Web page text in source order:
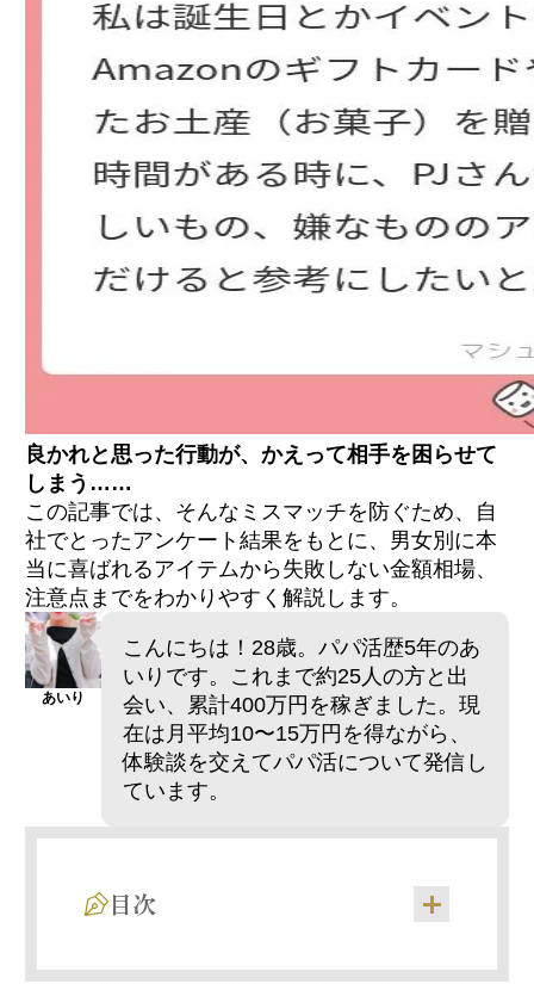
良かれと思った行動が、かえって相手を困らせて
しまう……
この記事では、そんなミスマッチを防ぐため、自
社でとったアンケート結果をもとに、男女別に本
当に喜ばれるアイテムから失敗しない金額相場、
注意点までをわかりやすく解説します。
あいり
こんにちは！28歳。パパ活歴5年のあ
いりです。これまで約25人の方と出
会い、累計400万円を稼ぎました。現
在は月平均10〜15万円を得ながら、
体験談を交えてパパ活について発信し
ています。
目次